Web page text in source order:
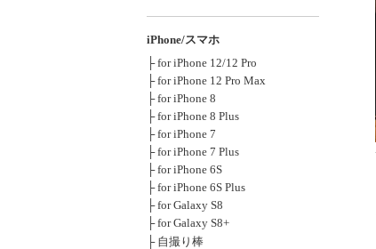
iPhone/スマホ
├ for iPhone 12/12 Pro
├ for iPhone 12 Pro Max
├ for iPhone 8
├ for iPhone 8 Plus
├ for iPhone 7
├ for iPhone 7 Plus
├ for iPhone 6S
├ for iPhone 6S Plus
├ for Galaxy S8
├ for Galaxy S8+
├ 自撮り棒